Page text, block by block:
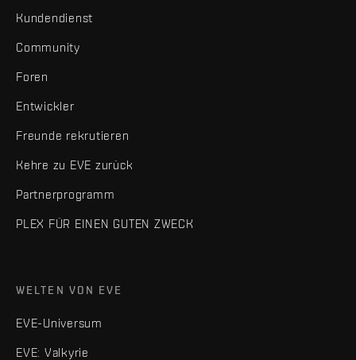
Kundendienst
Community
Foren
Entwickler
Freunde rekrutieren
Kehre zu EVE zurück
Partnerprogramm
PLEX FÜR EINEN GUTEN ZWECK
WELTEN VON EVE
EVE-Universum
EVE: Valkyrie